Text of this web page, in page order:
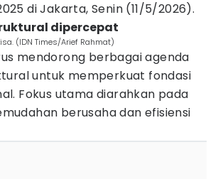
di Jakarta, Senin (11/5/2026).
dipercepat
(IDN Times/Arief Rahmat)
mendorong berbagai agenda
untuk memperkuat fondasi
Fokus utama diarahkan pada
berusaha dan efisiensi